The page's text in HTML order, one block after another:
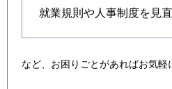
就業規則や人事制度を 見
など、お困りごとがあればお気軽